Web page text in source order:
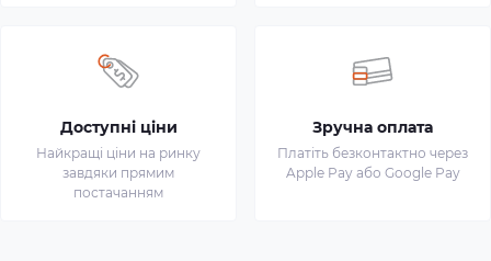
Доступні ціни
Найкращі ціни на ринку
завдяки прямим
постачанням
Зручна оплата
Платіть безконтактно через
Apple Pay або Google Pay